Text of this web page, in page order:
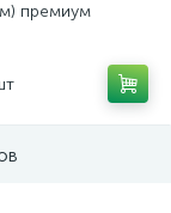
премиум